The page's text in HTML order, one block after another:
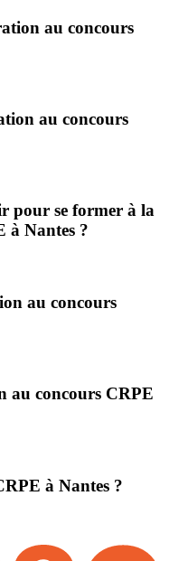
au concours
au concours
pour se former à la
à Nantes ?
au concours
au concours CRPE
à Nantes ?